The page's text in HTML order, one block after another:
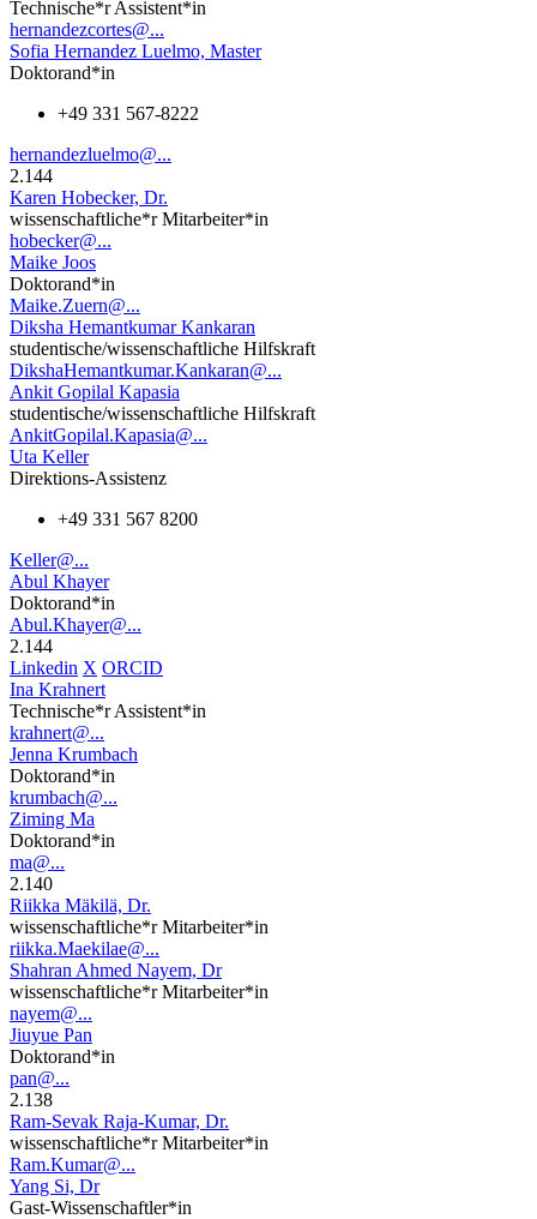
Technische*r Assistent*in
hernandezcortes@...
Sofia Hernandez Luelmo, Master
Doktorand*in
+49 331 567-8222
hernandezluelmo@...
2.144
Karen Hobecker, Dr.
wissenschaftliche*r Mitarbeiter*in
hobecker@...
Maike Joos
Doktorand*in
Maike.Zuern@...
Diksha Hemantkumar Kankaran
studentische/wissenschaftliche Hilfskraft
DikshaHemantkumar.Kankaran@...
Ankit Gopilal Kapasia
studentische/wissenschaftliche Hilfskraft
AnkitGopilal.Kapasia@...
Uta Keller
Direktions-Assistenz
+49 331 567 8200
Keller@...
Abul Khayer
Doktorand*in
Abul.Khayer@...
2.144
Linkedin X ORCID
Ina Krahnert
Technische*r Assistent*in
krahnert@...
Jenna Krumbach
Doktorand*in
krumbach@...
Ziming Ma
Doktorand*in
ma@...
2.140
Riikka Mäkilä, Dr.
wissenschaftliche*r Mitarbeiter*in
riikka.Maekilae@...
Shahran Ahmed Nayem, Dr
wissenschaftliche*r Mitarbeiter*in
nayem@...
Jiuyue Pan
Doktorand*in
pan@...
2.138
Ram-Sevak Raja-Kumar, Dr.
wissenschaftliche*r Mitarbeiter*in
Ram.Kumar@...
Yang Si, Dr
Gast-Wissenschaftler*in